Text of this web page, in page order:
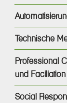
Technische
Professional
und Faciliation
Social